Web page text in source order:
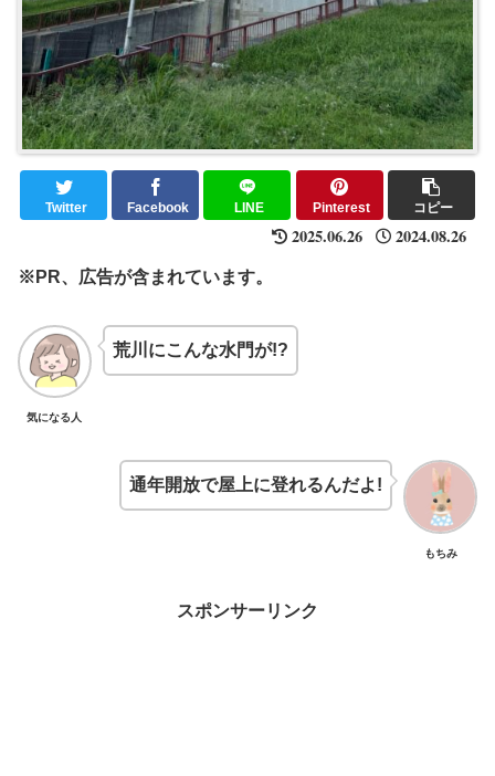
Twitter Facebook LINE Pinterest コピー
2025.06.26 2024.08.26
※PR、広告が含まれています。
気になる人
荒川にこんな水門が!?
もちみ
通年開放で屋上に登れるんだよ!
スポンサーリンク